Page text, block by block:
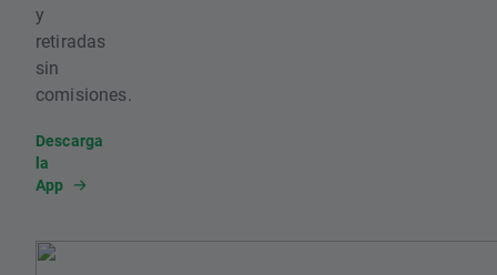
y
retiradas
sin
comisiones.
Descarga
la
App